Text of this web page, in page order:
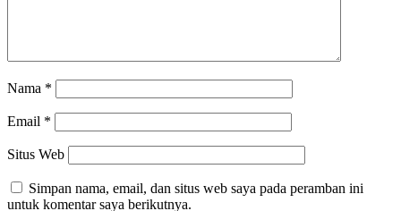
Nama *
Email *
Situs Web
Simpan nama, email, dan situs web saya pada peramban ini
untuk komentar saya berikutnya.